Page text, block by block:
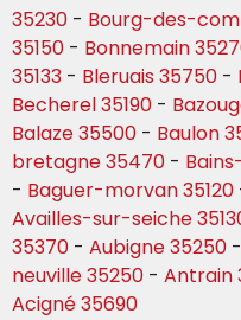
35230 - Bourg-des-
35150 - Bonnemain
35133 - Bleruais 35750 -
Becherel 35190 -
Balaze 35500 - Baulon
bretagne 35470 -
- Baguer-morvan 35120
Availles-sur-seiche
35370 - Aubigne 35250 -
neuville 35250 - Antrain
Acigné 35690